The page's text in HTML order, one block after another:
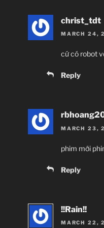
christ_tdt
MARCH 24,
cứ có robot
Reply
MARCH 23,
phim mới
Reply
!!Rain!!
MARCH 22,